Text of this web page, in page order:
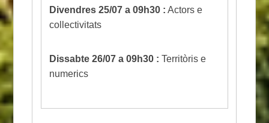
Divendres 25/07 a 09h30 : Actors e
collectivitats
Dissabte 26/07 a 09h30 : Territòris e
numerics